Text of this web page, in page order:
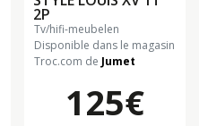
2P
tv/hifi-meubelen
Disponible dans le magasin
Troc.com de Jumet
125€